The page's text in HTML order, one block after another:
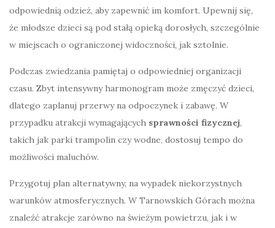
odpowiednią odzież, aby zapewnić im komfort. Upewnij się,
że młodsze dzieci są pod stałą opieką dorosłych, szczególnie
w miejscach o ograniczonej widoczności, jak sztolnie.
Podczas zwiedzania pamiętaj o odpowiedniej organizacji
czasu. Zbyt intensywny harmonogram może zmęczyć dzieci,
dlatego zaplanuj przerwy na odpoczynek i zabawę. W
przypadku atrakcji wymagających sprawności fizycznej,
takich jak parki trampolin czy wodne, dostosuj tempo do
możliwości maluchów.
Przygotuj plan alternatywny, na wypadek niekorzystnych
warunków atmosferycznych. W Tarnowskich Górach można
znaleźć atrakcje zarówno na świeżym powietrzu, jak i w